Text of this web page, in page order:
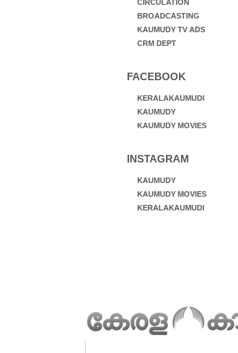
CIRCULATION
BROADCASTING
KAUMUDY TV ADS
CRM DEPT
FACEBOOK
KERALAKAUMUDI
KAUMUDY
KAUMUDY MOVIES
INSTAGRAM
KAUMUDY
KAUMUDY MOVIES
KERALAKAUMUDI